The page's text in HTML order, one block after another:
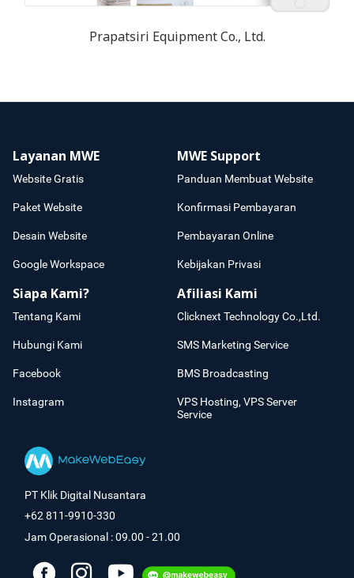
Prapatsiri Equipment Co., Ltd.
Layanan MWE
Website Gratis
Paket Website
Desain Website
Google Workspace
MWE Support
Panduan Membuat Website
Konfirmasi Pembayaran
Pembayaran Online
Kebijakan Privasi
Siapa Kami?
Tentang Kami
Hubungi Kami
Facebook
Instagram
Afiliasi Kami
Clicknext Technology Co.,Ltd.
SMS Marketing Service
BMS Broadcasting
VPS Hosting, VPS Server
Service
PT Klik Digital Nusantara
+62 811-9910-330
Jam Operasional : 09.00 - 21.00